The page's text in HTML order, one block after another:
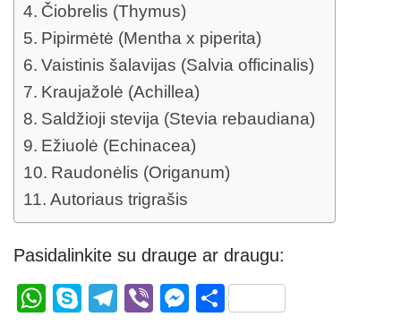
Čiobrelis (Thymus)
Pipirmėtė (Mentha x piperita)
Vaistinis šalavijas (Salvia officinalis)
Kraujažolė (Achillea)
Saldžioji stevija (Stevia rebaudiana)
Ežiuolė (Echinacea)
Raudonėlis (Origanum)
Autoriaus trigrašis
Pasidalinkite su drauge ar draugu:
W
S
T
Vi
M S